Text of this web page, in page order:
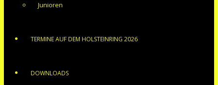
Junioren
TERMINE AUF DEM HOLSTEINRING 2026
DOWNLOADS